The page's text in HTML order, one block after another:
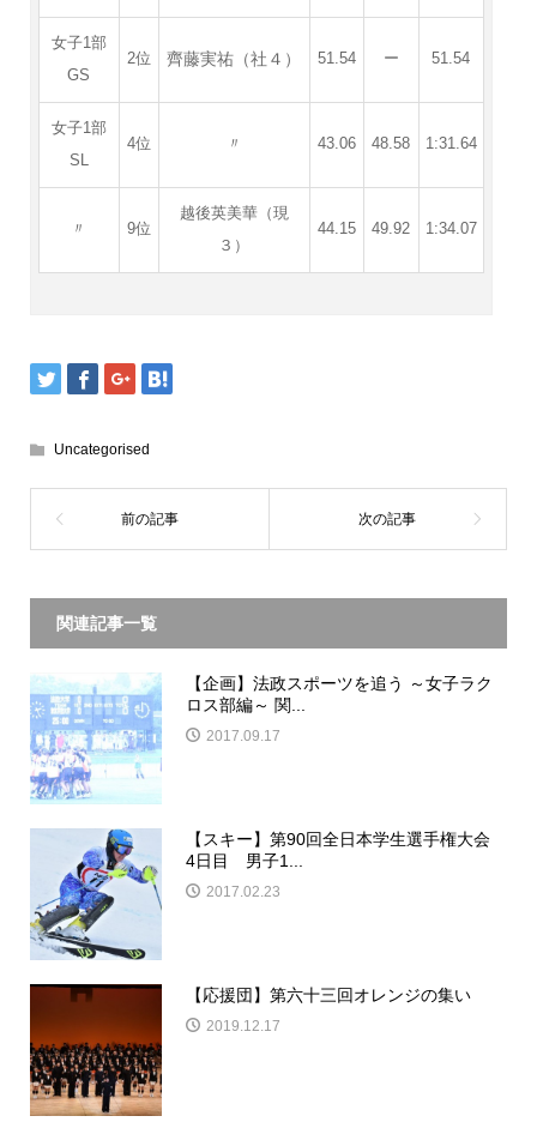
女子1部
GS
2位 齊藤実祐（社４） 51.54 ー 51.54
女子1部
SL
4位 〃 43.06 48.58 1:31.64
〃 9位
越後英美華（現
３）
44.15 49.92 1:34.07
Uncategorised
関連記事一覧
【企画】法政スポーツを追う ～女子ラク
ロス部編～ 関...
2017.09.17
【スキー】第90回全日本学生選手権大会
4日目 男子1...
2017.02.23
【応援団】第六十三回オレンジの集い
2019.12.17